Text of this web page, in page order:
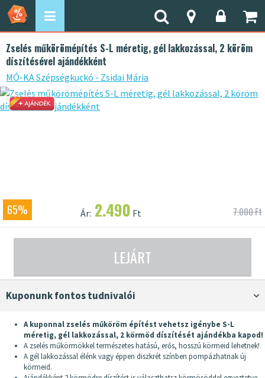
Zselés műkörömépítés S-L méretig, gél lakkozással, 2 köröm
díszítésével ajándékként
MÓ-KA Szépségkuckó - Zsidai Mária
65% Ár: 2.490 Ft 7.000 Ft
LEJÁRT
Kuponunk fontos tudnivalói
A kuponnal zselés műköröm építést vehetsz igénybe S-L
méretig, gél lakkozással, 2 körmöd díszítését ajándékba kapod!
A zselés műkörmökkel természetes hatású, erős, hosszú körmeid lehetnek!
A gél lakkozással élénk vagy éppen diszkrét színben pompázhatnak új
körmeid.